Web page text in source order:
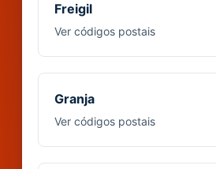
Freigil
Ver códigos postais
Granja
Ver códigos postais